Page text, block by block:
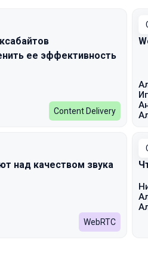
ее эффективность
Content Delivery
над качеством звука
WebRTC